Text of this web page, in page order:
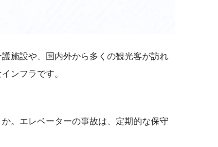
施設や、国内外から多くの観光客が訪れ
ンフラです。
。エレベーターの事故は、定期的な保守